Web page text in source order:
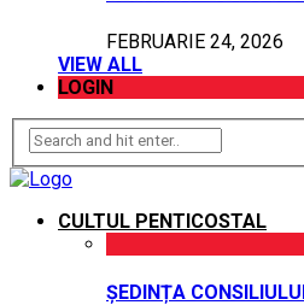
FEBRUARIE 24, 2026
VIEW ALL
LOGIN
CULTUL PENTICOSTAL
ȘEDINȚA